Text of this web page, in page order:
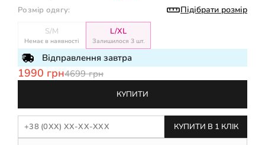
Розмір одягу:
Підібрати розмір
S/M
Немає в наявності
L/XL
Залишилося 3 шт.
Відправлення завтра
1990 грн4699 грн
КУПИТИ
КУПИТИ В 1 КЛІК